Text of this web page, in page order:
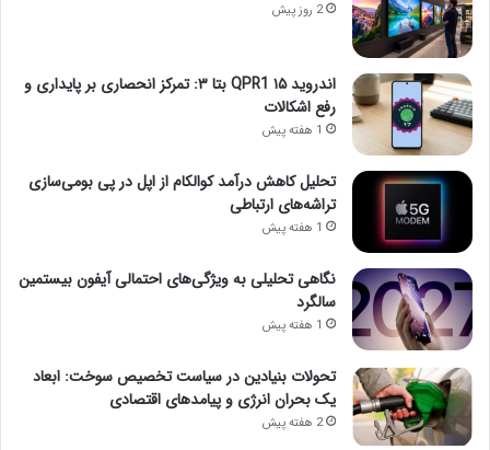
2 روز پیش
اندروید ۱۵ QPR1 بتا ۳: تمرکز انحصاری بر پایداری و
رفع اشکالات
1 هفته پیش
تحلیل کاهش درآمد کوالکام از اپل در پی بومی‌سازی
تراشه‌های ارتباطی
1 هفته پیش
نگاهی تحلیلی به ویژگی‌های احتمالی آیفون بیستمین
سالگرد
1 هفته پیش
تحولات بنیادین در سیاست تخصیص سوخت: ابعاد
یک بحران انرژی و پیامدهای اقتصادی
2 هفته پیش